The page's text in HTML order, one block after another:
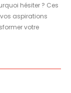
hésiter ? Ces
aspirations
votre